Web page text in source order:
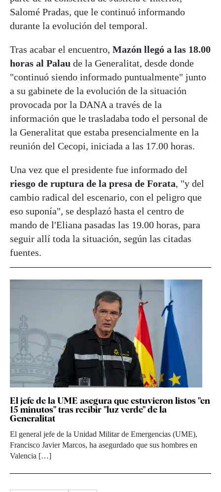
Salomé Pradas, que le continuó informando
durante la evolución del temporal.
Tras acabar el encuentro, Mazón llegó a las 18.00
horas al Palau de la Generalitat, desde donde
"continuó siendo informado puntualmente" junto
a su gabinete de la evolución de la situación
provocada por la DANA a través de la
información que le trasladaba todo el personal de
la Generalitat que estaba presencialmente en la
reunión del Cecopi, iniciada a las 17.00 horas.
Una vez que el presidente fue informado del
riesgo de ruptura de la presa de Forata, "y del
cambio radical del escenario, con el peligro que
eso suponía", se desplazó hasta el centro de
mando de l'Eliana pasadas las 19.00 horas, para
seguir allí toda la situación, según las citadas
fuentes.
El jefe de la UME asegura que estuvieron listos "en
15 minutos" tras recibir "luz verde" de la
Generalitat
El general jefe de la Unidad Militar de Emergencias (UME),
Francisco Javier Marcos, ha asegurdado que sus hombres en
Valencia […]